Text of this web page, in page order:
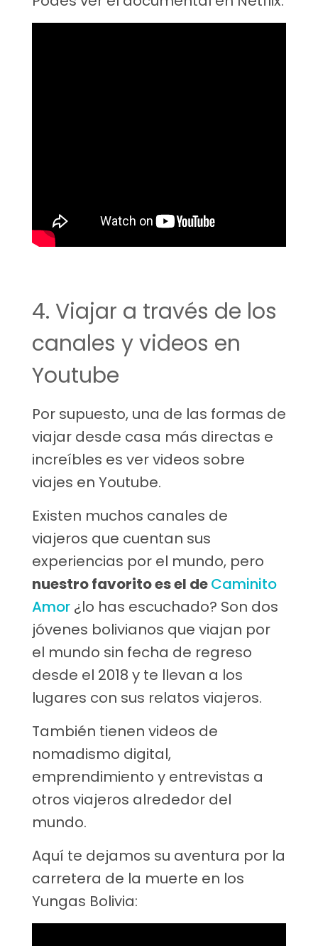
4. Viajar a través de los
canales y videos en
Youtube
Por supuesto, una de las formas de
viajar desde casa más directas e
increíbles es ver videos sobre
viajes en Youtube.
Existen muchos canales de
viajeros que cuentan sus
experiencias por el mundo, pero
nuestro favorito es el deCaminito
Amor ¿lo has escuchado? Son dos
jóvenes bolivianos que viajan por
el mundo sin fecha de regreso
desde el 2018 y te llevan a los
lugares con sus relatos viajeros.
También tienen videos de
nomadismo digital,
emprendimiento y entrevistas a
otros viajeros alrededor del
mundo.
Aquí te dejamos su aventura por la
carretera de la muerte en los
Yungas Bolivia: